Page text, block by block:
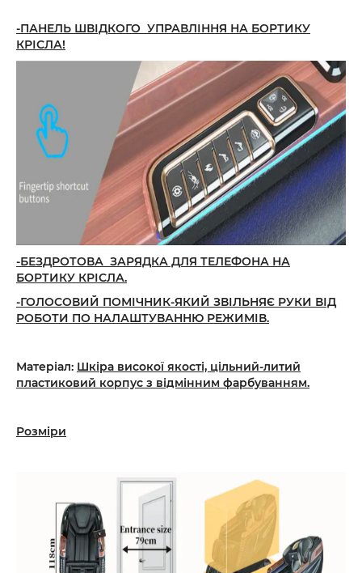
-ПАНЕЛЬ ШВІДКОГО УПРАВЛІННЯ НА БОРТИКУ
КРІСЛА!
-БЕЗДРОТОВА ЗАРЯДКА ДЛЯ ТЕЛЕФОНА НА
БОРТИКУ КРІСЛА.
-ГОЛОСОВИЙ ПОМІЧНИК-ЯКИЙ ЗВІЛЬНЯЄ РУКИ ВІД
РОБОТИ ПО НАЛАШТУВАННЮ РЕЖИМІВ.
Матеріал: Шкіра високої якості, цільний-литий
пластиковий корпус з відмінним фарбуванням.
Розміри